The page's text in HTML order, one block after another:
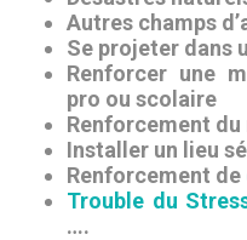
Autres champs
Se projeter dans
Renforcer une
pro ou scolaire
Renforcement du
Installer un lieu
Renforcement de
Trouble du
….